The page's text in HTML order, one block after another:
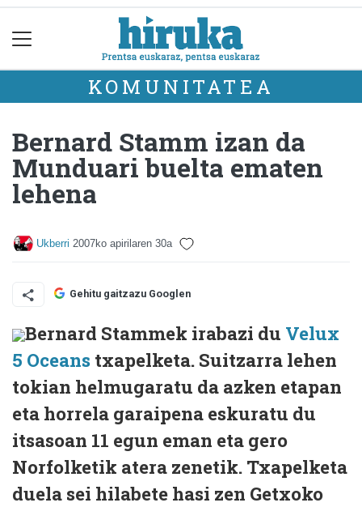
KOMUNITATEA
Bernard Stamm izan da
Munduari buelta ematen
lehena
Ukberri 2007ko apirilaren 30a
Gehitu gaitzazu Googlen
Bernard Stammek irabazi du Velux
5 Oceans txapelketa. Suitzarra lehen
tokian helmugaratu da azken etapan
eta horrela garaipena eskuratu du
itsasoan 11 egun eman eta gero
Norfolketik atera zenetik. Txapelketa
duela sei hilabete hasi zen Getxoko